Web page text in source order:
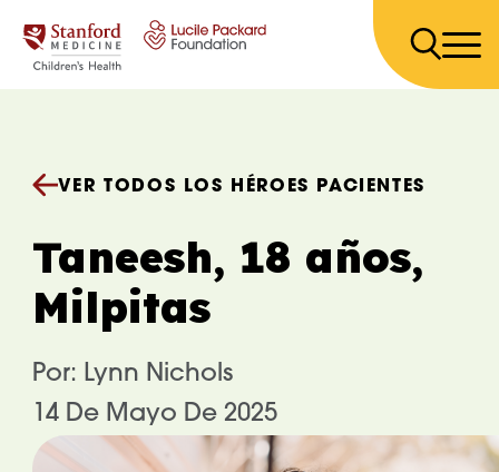
Saltar al contenido
VER TODOS LOS HÉROES PACIENTES
Taneesh, 18 años,
Milpitas
Por: Lynn Nichols
14 De Mayo De 2025